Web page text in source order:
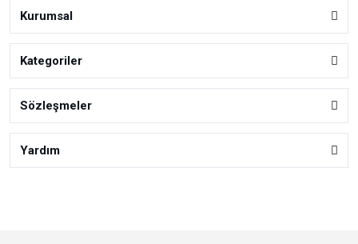
Kurumsal
Kategoriler
Sözleşmeler
Yardım